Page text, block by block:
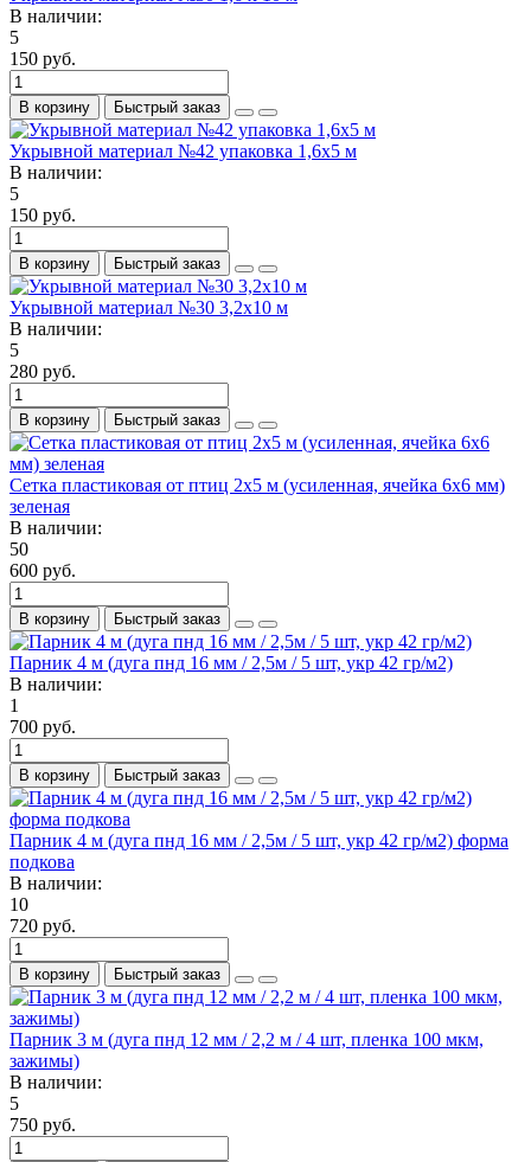
В наличии:
5
150 руб.
В корзину Быстрый заказ
Укрывной материал №42 упаковка 1,6х5 м
В наличии:
5
150 руб.
В корзину Быстрый заказ
Укрывной материал №30 3,2х10 м
В наличии:
5
280 руб.
В корзину Быстрый заказ
Сетка пластиковая от птиц 2х5 м (усиленная, ячейка 6х6 мм)
зеленая
В наличии:
50
600 руб.
В корзину Быстрый заказ
Парник 4 м (дуга пнд 16 мм / 2,5м / 5 шт, укр 42 гр/м2)
В наличии:
1
700 руб.
В корзину Быстрый заказ
Парник 4 м (дуга пнд 16 мм / 2,5м / 5 шт, укр 42 гр/м2) форма
подкова
В наличии:
10
720 руб.
В корзину Быстрый заказ
Парник 3 м (дуга пнд 12 мм / 2,2 м / 4 шт, пленка 100 мкм,
зажимы)
В наличии:
5
750 руб.